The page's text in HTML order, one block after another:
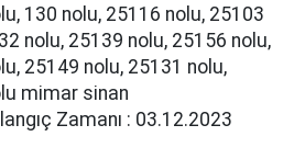
130 nolu, 25116 nolu, 25103
nolu, 25139 nolu, 25156 nolu,
25149 nolu, 25131 nolu,
mi̇mar si̇nan
Zamanı : 03.12.2023